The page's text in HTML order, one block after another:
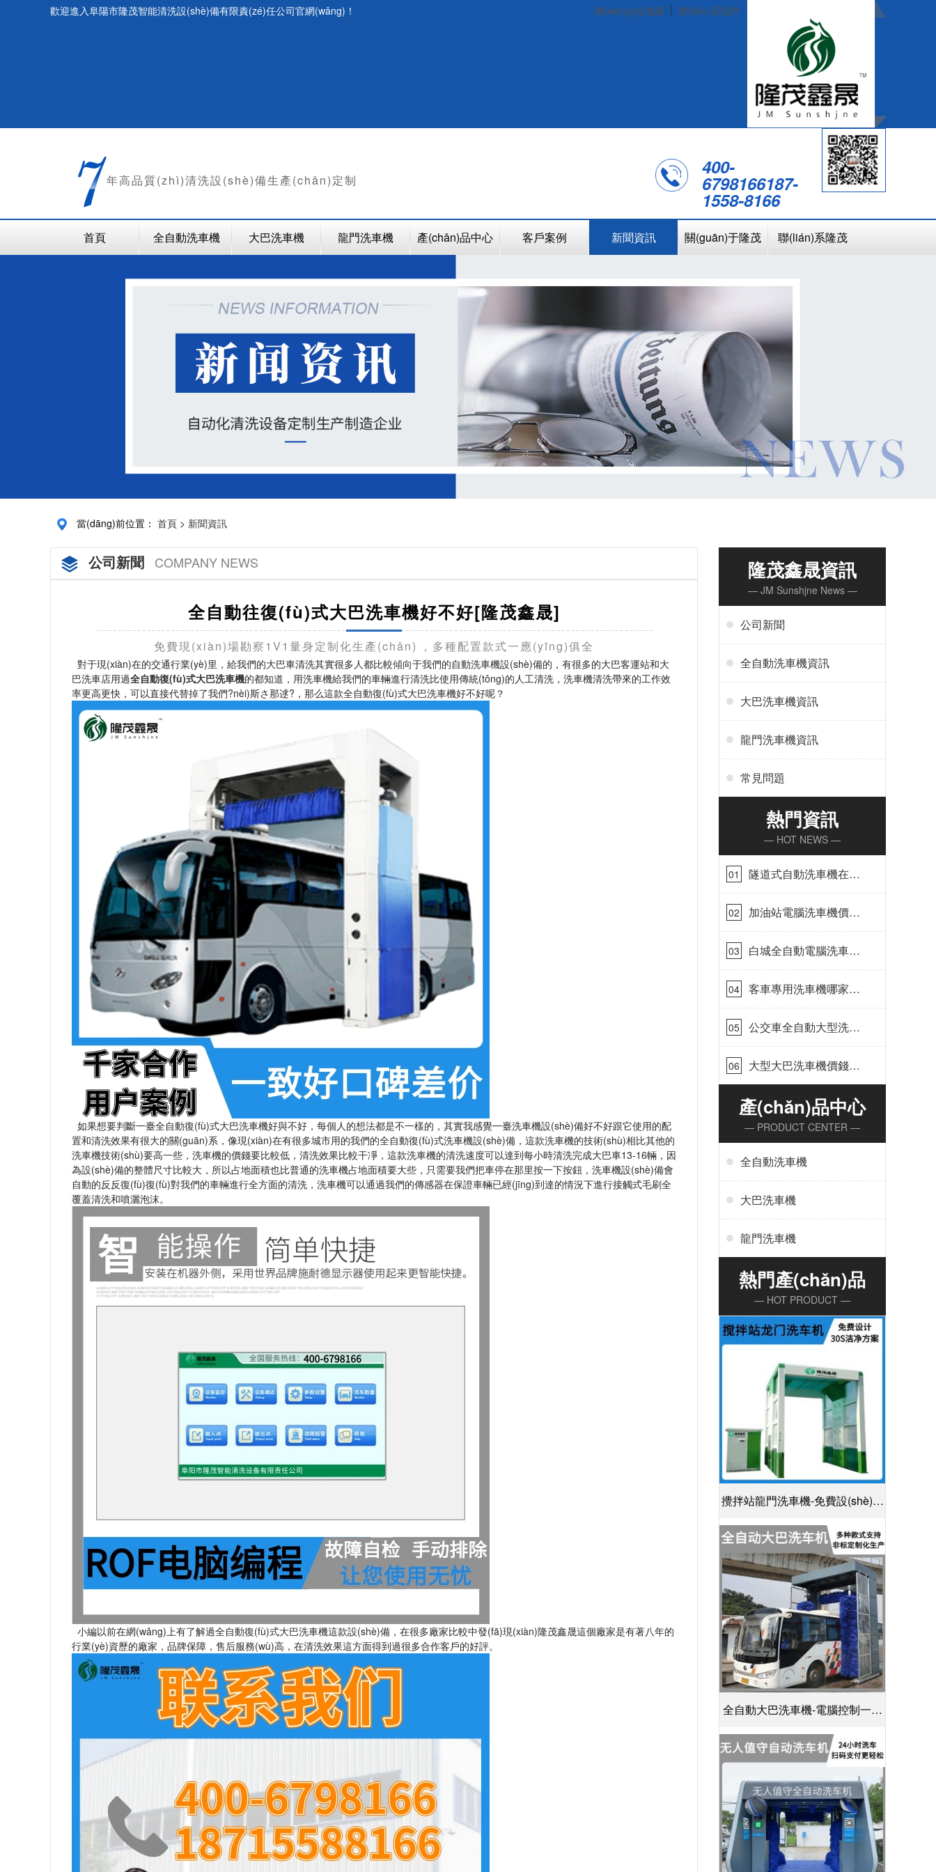
歡迎進入阜陽市隆茂智能清洗設(shè)備有限責(zé)任公司官網(wǎng)！ 網(wǎng)站地圖 聯(lián)系我們
年高品質(zhì)清洗設(shè)備生產(chǎn)定制
400-
6798166187-
1558-8166
首頁 全自動洗車機 大巴洗車機 龍門洗車機 產(chǎn)品中心 客戶案例 新聞資訊 關(guān)于隆茂 聯(lián)系隆茂
當(dāng)前位置： 首頁 > 新聞資訊
公司新聞 COMPANY NEWS
全自動往復(fù)式大巴洗車機好不好[隆茂鑫晟]
免費現(xiàn)場勘察1V1量身定制化生產(chǎn)，多種配置款式一應(yīng)俱全
對于現(xiàn)在的交通行業(yè)里，給我們的大巴車清洗其實很多人都比較傾向于我們的自動洗車機設(shè)備的，有很多的大巴客運站和大
巴洗車店用過全自動復(fù)式大巴洗車機的都知道，用洗車機給我們的車輛進行清洗比使用傳統(tǒng)的人工清洗，洗車機清洗帶來的工作效
率更高更快，可以直接代替掉了我們?nèi)斯さ那逑?，那么這款全自動復(fù)式大巴洗車機好不好呢？
如果想要判斷一臺全自動復(fù)式大巴洗車機好與不好，每個人的想法都是不一樣的，其實我感覺一臺洗車機設(shè)備好不好跟它使用的配
置和清洗效果有很大的關(guān)系，像現(xiàn)在有很多城市用的我們的全自動復(fù)式洗車機設(shè)備，這款洗車機的技術(shù)相比其他的
洗車機技術(shù)要高一些，洗車機的價錢要比較低，清洗效果比較干凈，這款洗車機的清洗速度可以達到每小時清洗完成大巴車13-16輛，因
為設(shè)備的整體尺寸比較大，所以占地面積也比普通的洗車機占地面積要大些，只需要我們把車停在那里按一下按鈕，洗車機設(shè)備會
自動的反反復(fù)復(fù)對我們的車輛進行全方面的清洗，洗車機可以通過我們的傳感器在保證車輛已經(jīng)到達的情況下進行接觸式毛刷全
覆蓋清洗和噴灑泡沫。
小編以前在網(wǎng)上有了解過全自動復(fù)式大巴洗車機這款設(shè)備，在很多廠家比較中發(fā)現(xiàn)隆茂鑫晟這個廠家是有著八年的
行業(yè)資歷的廠家，品牌保障，售后服務(wù)高，在清洗效果這方面得到過很多合作客戶的好評。
隆茂鑫晟資訊
— JM Sunshjne News —
公司新聞
全自動洗車機資訊
大巴洗車機資訊
龍門洗車機資訊
常見問題
熱門資訊
— HOT NEWS —
01
隧道式自動洗車機在哪
里購買[隆茂鑫晟]
02
加油站電腦洗車機價格
怎么樣[隆茂鑫晟]
03
白城全自動電腦洗車
機-ADV防凍冬季正常
使用[隆茂鑫晟]
04
客車專用洗車機哪家的
好[隆茂鑫晟]
05
公交車全自動大型洗車
機什么價錢[隆茂鑫晟]
06
大型大巴洗車機價錢怎
么樣[隆茂鑫晟]
產(chǎn)品中心
— PRODUCT CENTER —
全自動洗車機
大巴洗車機
龍門洗車機
熱門產(chǎn)品
— HOT PRODUCT —
攪拌站龍門洗車機-免費設(shè)計
30S潔凈方案[隆茂鑫晟]
全自動大巴洗車機-電腦控制一鍵
啟動清洗[隆茂鑫晟]